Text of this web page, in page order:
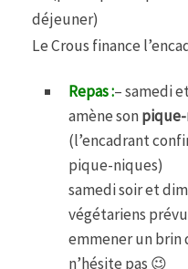
déjeuner)
Le Crous finance
Repas :– samedi
amène son
(l’encadrant
pique-niques)
samedi soir et
végétariens
emmener un brin
n’hésite pas 😉